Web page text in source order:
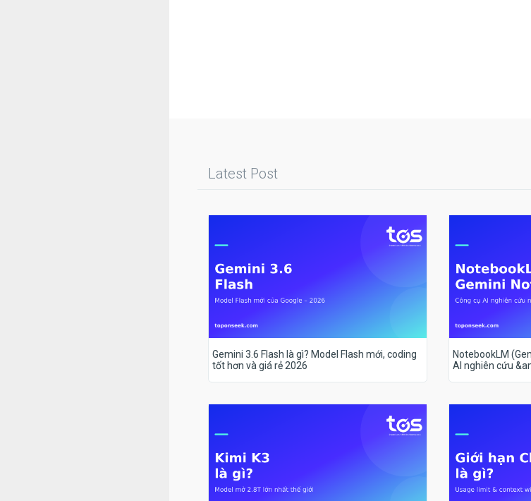
Latest Post
Gemini 3.6 Flash là gì? Model Flash mới, coding
tốt hơn và giá rẻ 2026
NotebookLM
AI nghiên cứu